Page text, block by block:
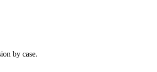
by case.